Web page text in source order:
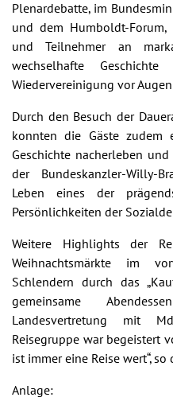
Plenardebatte, im
und dem Humboldt-Forum,
und Teilnehmer an
wechselhafte
Wiedervereinigung vor
Durch den Besuch der
konnten die Gäste zudem
Geschichte nacherleben
der Bundeskanzler-Willy-
Leben eines der
Persönlichkeiten der
Weitere Highlights der
Weihnachtsmärkte im
Schlendern durch das
gemeinsame
Landesvertretung mit
Reisegruppe war begeistert
ist immer eine Reise wert“,
Anlage: